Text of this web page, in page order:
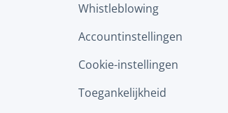
Whistleblowing
Accountinstellingen
Cookie-instellingen
Toegankelijkheid